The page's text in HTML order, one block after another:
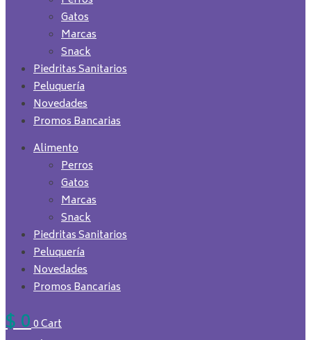
Gatos
Marcas
Snack
Piedritas Sanitarios
Peluquería
Novedades
Promos Bancarias
Alimento
Perros
Gatos
Marcas
Snack
Piedritas Sanitarios
Peluquería
Novedades
Promos Bancarias
$00Cart